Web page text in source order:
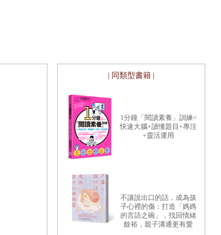
| 同類型書籍 |
1分鐘「閱讀素養」訓練=
快速大腦+讀懂題目+專注
+靈活運用
不讓說出口的話，成為孩
子心裡的傷：打造「媽媽
的言語之碗」，找回情緒
餘裕，親子溝通更有愛